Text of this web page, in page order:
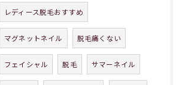
レディース脱毛おすすめ
マグネットネイル 脱毛痛くない
フェイシャル 脱毛 サマーネイル